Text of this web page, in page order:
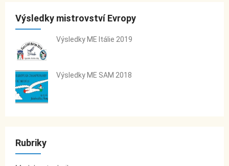
Výsledky mistrovství Evropy
Výsledky ME Itálie 2019
Výsledky ME SAM 2018
Rubriky